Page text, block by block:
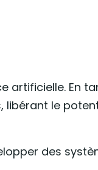
artificielle. En
libérant le
des